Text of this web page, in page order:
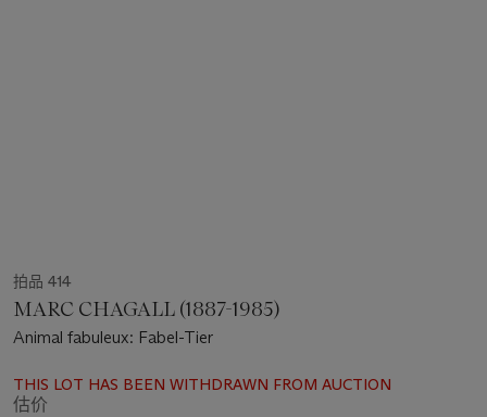
拍品 414
MARC CHAGALL (1887-1985)
Animal fabuleux: Fabel-Tier
THIS LOT HAS BEEN WITHDRAWN FROM AUCTION
估价